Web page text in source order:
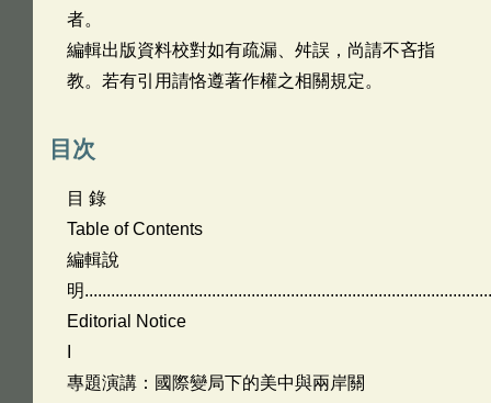
者。
編輯出版資料校對如有疏漏、舛誤，尚請不吝指
教。若有引用請恪遵著作權之相關規定。
目次
目 錄
Table of Contents
編輯說
明
Editorial Notice
專題演講：國際變局下的美中與兩岸關